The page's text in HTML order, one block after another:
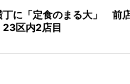
丁に「定食のまる大」 前
23区内2店目